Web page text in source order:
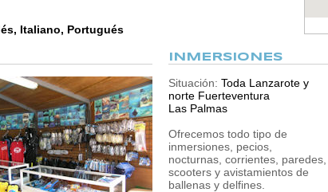
Italiano, Portugués
INMERSIONES
Situación: Toda Lanzarote y
norte Fuerteventura
Las Palmas
Ofrecemos todo tipo de
inmersiones, pecios,
nocturnas, corrientes, paredes,
scooters y avistamientos de
ballenas y delfines.